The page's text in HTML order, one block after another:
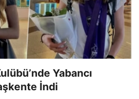
Yabancı
İndi